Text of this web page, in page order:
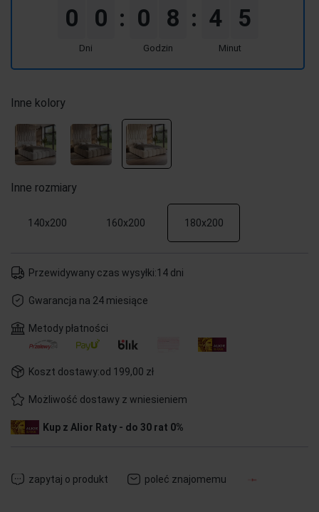
0 0
Dni
: 0 8
Godzin
: 4 4
Minut
Inne kolory
Inne rozmiary
140x200 160x200 180x200
Przewidywany czas wysyłki:14 dni
Gwarancja na 24 miesiące
Metody płatności
Koszt dostawy:od 199,00 zł
Możliwość dostawy z wniesieniem
Kup z Alior Raty - do 30 rat 0%
zapytaj o produkt poleć znajomemu